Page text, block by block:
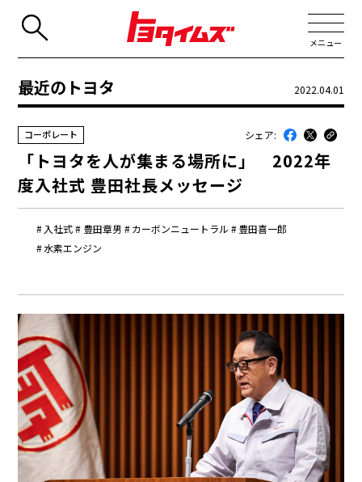
メニュー
最近のトヨタ
連載
コラム
トヨタイムズスポーツ
トヨタイムズPodcast
SDGs
経営
最近のトヨタ 2022.04.01
入社式 豊田章男 カーボンニュートラル
豊田喜一郎
水素エンジン
コーポレート シェア:
「トヨタを人が集まる場所に」 2022年
度入社式 豊田社長メッセージ